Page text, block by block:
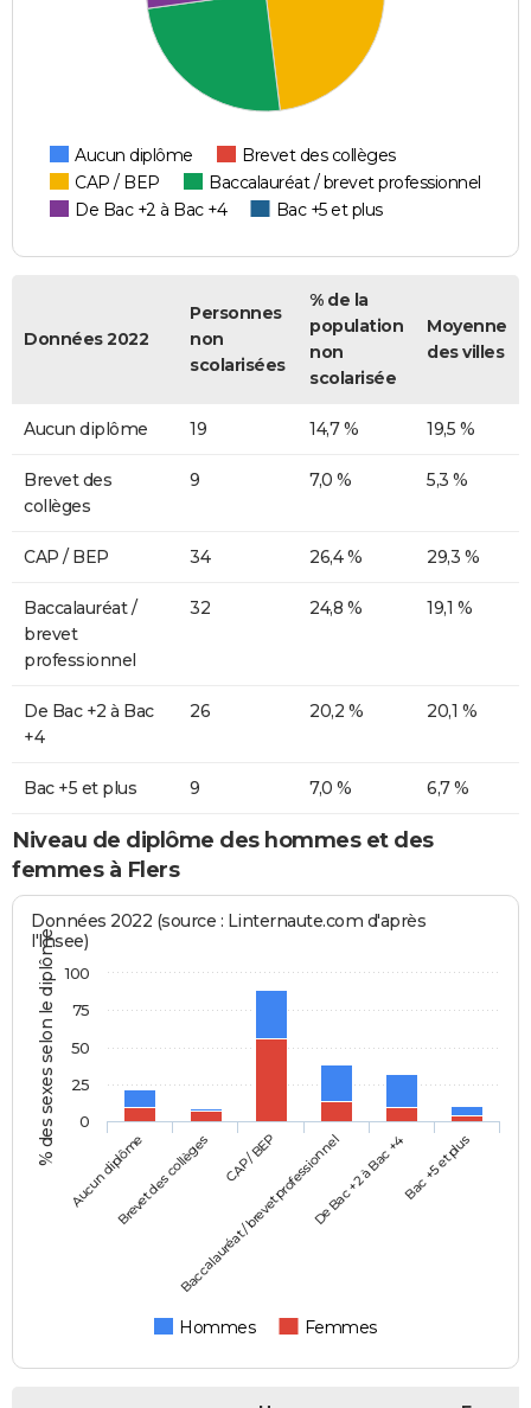
Aucun diplôme
Brevet des collèges
CAP / BEP
Baccalauréat / brevet professionnel
De Bac +2 à Bac +4
Bac +5 et plus
Données 2022
Personnes
non
scolarisées
% de la
population
non
scolarisée
Moyenne
des villes
Aucun diplôme 19 14,7 % 19,5 %
Brevet des
collèges
9 7,0 % 5,3 %
CAP / BEP 34 26,4 % 29,3 %
Baccalauréat /
brevet
professionnel
32 24,8 % 19,1 %
De Bac +2 à Bac
+4
26 20,2 % 20,1 %
Bac +5 et plus 9 7,0 % 6,7 %
Niveau de diplôme des hommes et des
femmes à Flers
% des sexes selon le diplôme
Données 2022 (source : Linternaute.com d'après
l'Insee)
Hommes Femmes
Aucun diplômeBrevet des collèges CAP / BEP
Baccalauréat / brevet professionnelDe Bac +2 à Bac +4Bac +5 et plus
0
25
50
75
100